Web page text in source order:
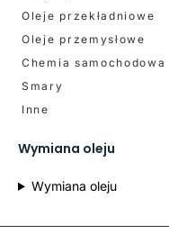
Oleje przekładniowe
Oleje przemysłowe
Chemia samochodowa
Smary
Inne
Wymiana oleju
Wymiana oleju